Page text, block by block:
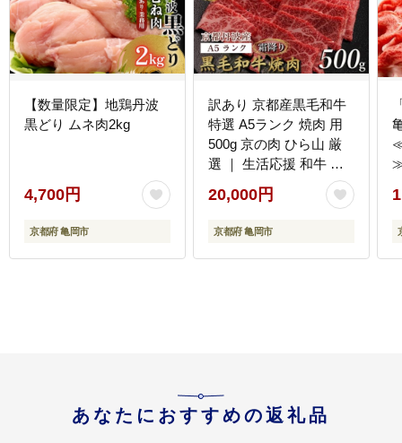
【数量限定】地鶏丹波
黒どり ムネ肉2kg
4,700円
京都府 亀岡市
訳あり 京都産黒毛和牛
特選 A5ランク 焼肉 用
500g 京の肉 ひら山 厳
選 ｜ 生活応援 和牛 牛
肉 京都肉 国産 丹波産
冷凍 ふるさと納税牛肉
20,000円
京都府 亀岡市
あなたにおすすめの返礼品